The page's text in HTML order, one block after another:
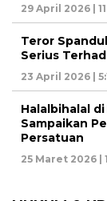
29 April 2026 |
Teror
Serius
23 April 2026 |
Halalbihalal
Sampaikan
Persatuan
25 Maret 2026 |